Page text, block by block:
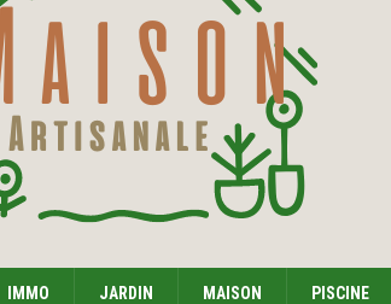
IMMO JARDIN MAISON PISCINE